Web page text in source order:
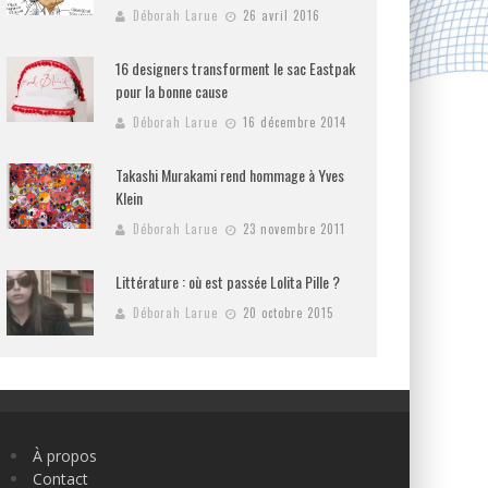
Déborah Larue 26 avril 2016
16 designers transforment le sac Eastpak
pour la bonne cause
Déborah Larue 16 décembre 2014
Takashi Murakami rend hommage à Yves
Klein
Déborah Larue 23 novembre 2011
Littérature : où est passée Lolita Pille ?
Déborah Larue 20 octobre 2015
À propos
Contact